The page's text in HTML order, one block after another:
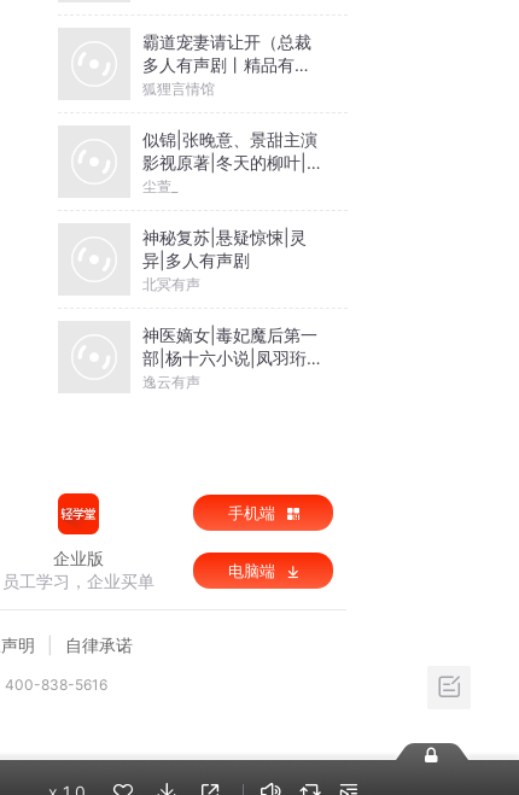
霸道宠妻请让开（总裁
多人有声剧丨精品有声
小说）
狐狸言情馆
似锦|张晚意、景甜主演
影视原著|冬天的柳叶|尘
萱&雪月之下领衔|多人
尘萱_
神秘复苏|悬疑惊悚|灵
异|多人有声剧
北冥有声
神医嫡女|毒妃魔后第一
部|杨十六小说|凤羽珩玄
天冥
逸云有声
企业版
员工学习，企业买单
手机端
电脑端
明 自律承诺
400-838-5616